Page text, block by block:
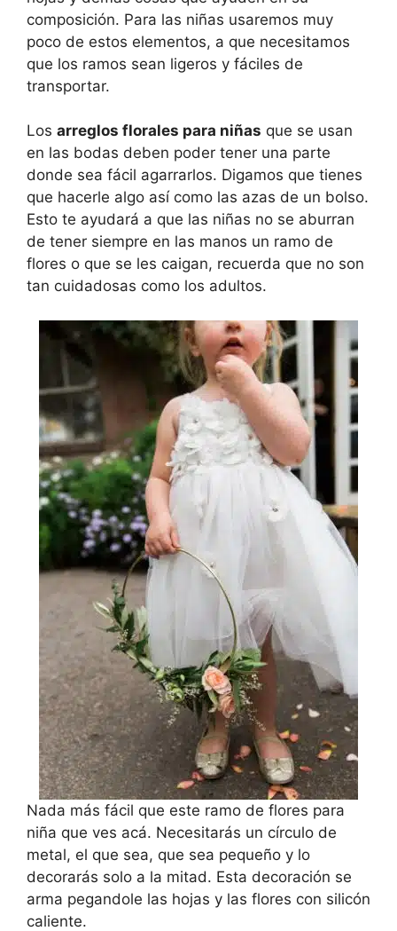
composición. Para las niñas usaremos muy
poco de estos elementos, a que necesitamos
que los ramos sean ligeros y fáciles de
transportar.
Los arreglos florales para niñas que se usan
en las bodas deben poder tener una parte
donde sea fácil agarrarlos. Digamos que tienes
que hacerle algo así como las azas de un bolso.
Esto te ayudará a que las niñas no se aburran
de tener siempre en las manos un ramo de
flores o que se les caigan, recuerda que no son
tan cuidadosas como los adultos.
Nada más fácil que este ramo de flores para
niña que ves acá. Necesitarás un círculo de
metal, el que sea, que sea pequeño y lo
decorarás solo a la mitad. Esta decoración se
arma pegandole las hojas y las flores con silicón
caliente.